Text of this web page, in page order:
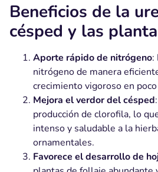
Beneficios de la
césped y las
Aporte rápido de nitrógeno:
nitrógeno de manera
crecimiento vigoroso en
Mejora el verdor del césped
producción de clorofila, lo
intenso y saludable a la
ornamentales.
Favorece el desarrollo de